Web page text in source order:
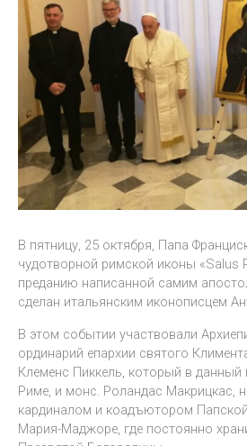
В пятницу, 25 октября, Папа
чудотворной римской иконы «Salus
преданию написанной самим
сделан итальянским иконописцем
В этом событии участвовали
ординарий епархии святого
Клеменс Пиккель, который в данный
Риме, и монс. Роландас Макрицкас,
кардиналом и коадъютором
Мария-Маджоре, где постоянно